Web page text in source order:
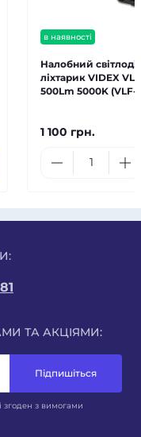
в наявності
Налобний
ліхтарик VIDEX
500Lm 5000K (VLF-
1 100 грн.
ТА АКЦІЯМИ:
Підпишіться
і згоден з вимогами